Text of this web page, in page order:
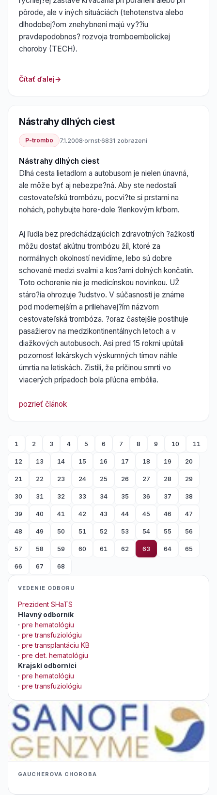
pôrode, ale v iných situáciách (tehotenstva alebo
dlhodobej?om znehybnení majú vy??iu
pravdepodobnos? rozvoja tromboembolickej
choroby (TECH).
Čítať ďalej
Nástrahy dlhých ciest
P-trombo 7.1.2008·ornst·6831 zobrazení
Nástrahy dlhých ciest
Dlhá cesta lietadlom a autobusom je nielen únavná,
ale môže byť aj nebezpe?ná. Aby ste nedostali
cestovateľskú trombózu, pocvi?te si prstami na
nohách, pohybujte hore-dole ?lenkovým kŕbom.
Aj ľudia bez predchádzajúcich zdravotných ?ažkostí
môžu dostať akútnu trombózu žíl, ktoré za
normálnych okolností nevidíme, lebo sú dobre
schované medzi svalmi a kos?ami dolných končatín.
Toto ochorenie nie je medicínskou novinkou. UŽ
stáro?ia ohrozuje ?udstvo. V súčasnosti je známe
pod modernejším a priliehavej?ím názvom
cestovateľská trombóza. ?oraz častejšie postihuje
pasažierov na medzikontinentálnych letoch a v
diažkových autobusoch. Asi pred 15 rokmi upútali
pozornosť lekárskych výskumných tímov náhle
úmrtia na letiskách. Zistili, že príčinou smrti vo
viacerých prípadoch bola pľúcna embólia.
pozrieť článok
1 2 3 4 5 6 7 8 9 10 11
12 13 14 15 16 17 18 19 20
21 22 23 24 25 26 27 28 29
30 31 32 33 34 35 36 37 38
39 40 41 42 43 44 45 46 47
48 49 50 51 52 53 54 55 56
57 58 59 60 61 62 63 64 65
66 67 68
VEDENIE ODBORU
Prezident SHaTS
Hlavný odborník
· pre hematológiu
· pre transfuziológiu
· pre transplantáciu KB
· pre det. hematológiu
Krajskí odborníci
· pre hematológiu
· pre transfuziológiu
GAUCHEROVA CHOROBA